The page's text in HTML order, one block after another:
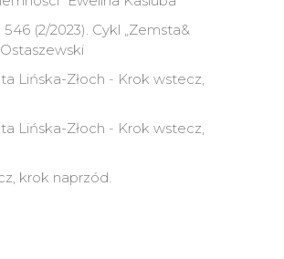
546 (2/2023). Cykl „Zemsta&
Lińska-Złoch - Krok wstecz,
Lińska-Złoch - Krok wstecz,
krok naprzód.